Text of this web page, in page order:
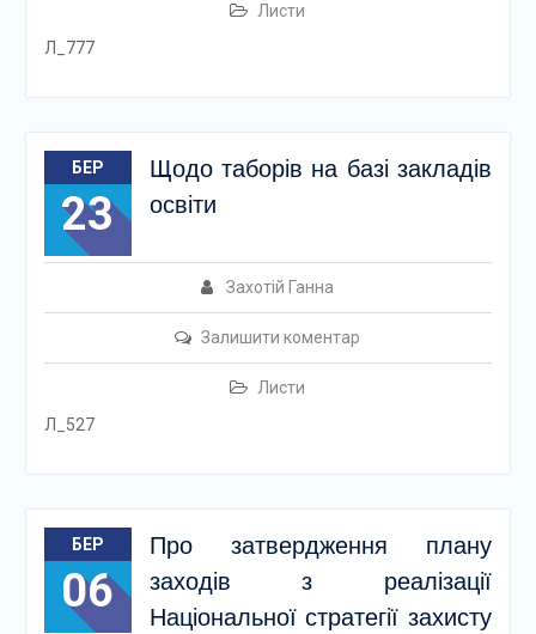
Листи
Л_777
БЕР
23
Щодо таборів на базі закладів
освіти
Захотій Ганна
Залишити коментар
Листи
Л_527
БЕР
06
Про затвердження плану
заходів з реалізації
Національної стратегії захисту